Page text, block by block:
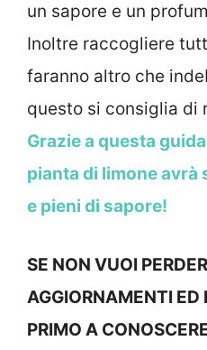
un sapore e un
Inoltre raccogliere
faranno altro che
questo si consiglia di
Grazie a questa
pianta di limone
e pieni di sapore!
SE NON VUOI
AGGIORNAMENTI ED
PRIMO A